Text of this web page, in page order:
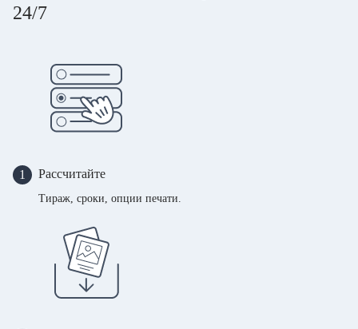
24/7
1 Рассчитайте
Тираж, сроки, опции печати.